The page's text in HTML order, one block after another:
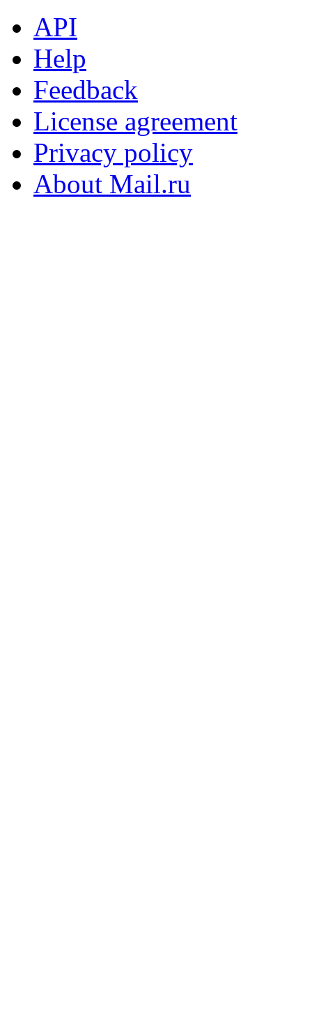
API
Help
Feedback
License agreement
Privacy policy
About Mail.ru